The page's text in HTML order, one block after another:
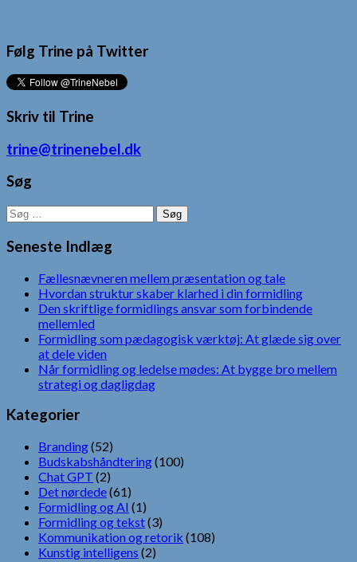
Følg Trine på Twitter
Skriv til Trine
trine@trinenebel.dk
Søg
Søg
efter:
Seneste Indlæg
Fællesnævneren mellem præsentation og tale
Hvordan struktur skaber klarhed i din formidling
Den skriftlige formidlings ansvar som forbindende
mellemled
Formidling som pædagogisk værktøj: At glæde sig over
at dele viden
Når formidling og ledelse mødes: At bygge bro mellem
strategi og dagligdag
Kategorier
Branding(52)
Budskabshåndtering(100)
Chat GPT (2)
Det nørdede(61)
Formidling og AI (1)
Formidling og tekst(3)
Kommunikation og retorik (108)
Kunstig intelligens (2)